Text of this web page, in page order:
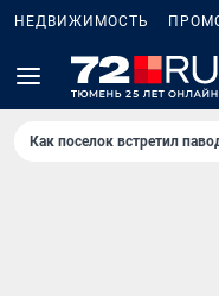
НЕДВИЖИМОСТЬ
Как поселок встретил